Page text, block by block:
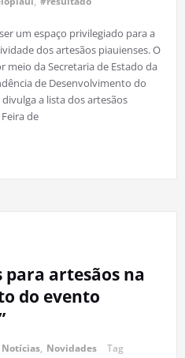
um espaço privilegiado para a
dos artesãos piauienses. O
meio da Secretaria de Estado da
de Desenvolvimento do
a lista dos artesãos
de
para artesãos na
do evento
Notícias, Novidades
Tag